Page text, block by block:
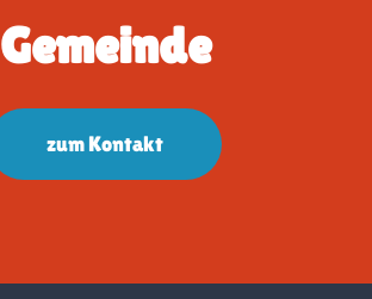
Gemeinde
zum Kontakt